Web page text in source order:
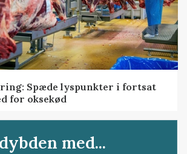
Spæde lyspunkter i fortsat
for oksekød
med...